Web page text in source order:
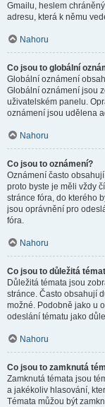
Gmailu, heslem
adresu, která k němu
Nahoru
Co jsou to globální
Globální oznámení
Globální oznámení jsou
uživatelském panelu.
oznámení jsou udělena
Nahoru
Co jsou to oznámení?
Oznámení často
proto byste je měli vždy
stránce fóra, do kterého
jsou oprávnění pro
fóra.
Nahoru
Co jsou to důležitá
Důležitá témata jsou
stránce. Často obsahují
možné. Podobně jako u
odeslání tématu jako
Nahoru
Co jsou to zamknutá
Zamknutá témata jsou
a jakékoliv hlasování,
Témata můžou být